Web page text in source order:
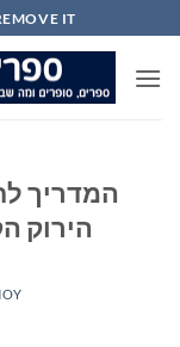
to
content
IT...
המדריך
הירוק